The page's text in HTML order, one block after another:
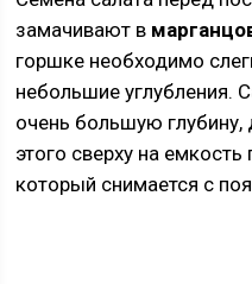
замачивают в
горшке необходимо
небольшие углубления.
очень большую
этого сверху на
который снимается с